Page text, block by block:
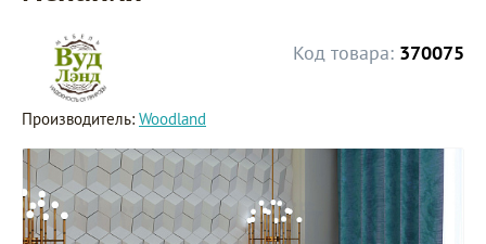
Код товара: 370075
Производитель: Woodland